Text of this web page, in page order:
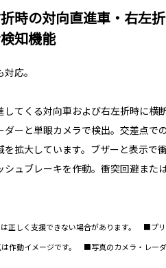
折時の対向直進車・右左
知機能
応。
してくる対向車および右左折時に横
ダーと単眼カメラで検出。交差点で
を拡大しています。ブザーと表示で
シュブレーキを作動。衝突回避また
正しく支援できない場合があります。 ■プ
動イメージです。 ■写真のカメラ・レーダ